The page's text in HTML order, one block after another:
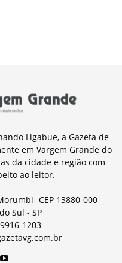
Ligabue, a Gazeta de
em Vargem Grande do
da cidade e região com
ao leitor.
CEP 13880-000
Sul - SP
1203